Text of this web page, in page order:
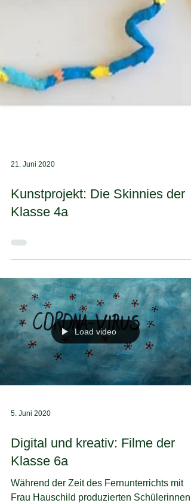
21. Juni 2020
Kunstprojekt: Die Skinnies der
Load video
5. Juni 2020
Digital und kreativ: Filme der